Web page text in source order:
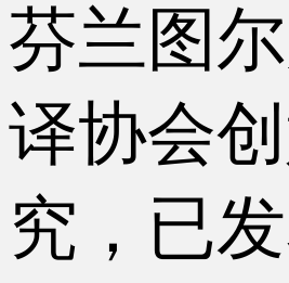
芬兰图
译协会
究，已